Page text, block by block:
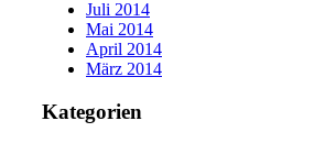
Juli 2014
Mai 2014
April 2014
März 2014
Kategorien